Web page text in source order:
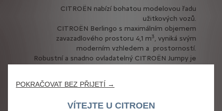
CITROËN nabízí bohatou modelovou řadu
užitkových vozů.
CITROËN Berlingo s maximálním objemem
zavazadlového prostoru 4,1 m3, vyniká svým
moderním vzhledem a prostorností.
Robustní a snadno ovladatelný CITROËN Jumpy je
CITROËN Jumper nabízí 8 verzí karoserie s
POKRAČOVAT BEZ PŘIJETÍ →
VÍTEJTE U CITROEN